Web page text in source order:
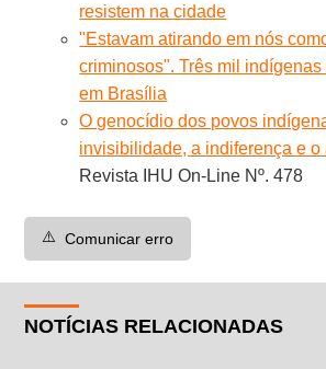
resistem na cidade
"Estavam atirando em nós
criminosos". Três mil
em Brasília
O genocídio dos povos
invisibilidade, a indiferença e
Revista IHU On-Line Nº. 478
⚠️ Comunicar erro
NOTÍCIAS RELACIONADAS